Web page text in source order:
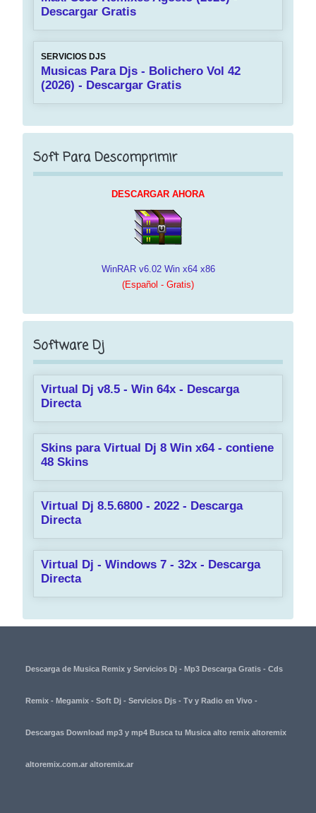
Descargar Gratis
SERVICIOS DJS
Musicas Para Djs - Bolichero Vol 42
(2026) - Descargar Gratis
Soft Para Descomprimir
DESCARGAR AHORA
WinRAR v6.02 Win x64 x86
(Español - Gratis)
Software Dj
Virtual Dj v8.5 - Win 64x - Descarga
Directa
Skins para Virtual Dj 8 Win x64 - contiene
48 Skins
Virtual Dj 8.5.6800 - 2022 - Descarga
Directa
Virtual Dj - Windows 7 - 32x - Descarga
Directa
Descarga de Musica Remix y Servicios Dj - Mp3 Descarga Gratis - Cds
Remix - Megamix - Soft Dj - Servicios Djs - Tv y Radio en Vivo -
Descargas Download mp3 y mp4 Busca tu Musica alto remix altoremix
altoremix.com.ar altoremix.ar